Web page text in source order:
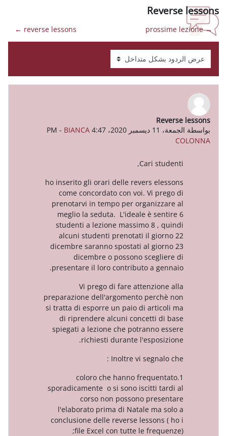
-BIANCA
ho inserito gli orari delle revers
come concordato con voi. Vi
prenotarvi in tempo per
meglio la seduta. L'ideale è
studenti a lezione massimo
alcuni studenti prenotati il
dicembre saranno spostati al
dicembre o possono
presentare il loro contributo a
Vi prego di fare
preparazione dell'argomento
si tratta di esporre un paio di
di riprendere alcuni
spiegati a lezione che
richiesti durante
Inoltre vi
1.coloro che hanno
sporadicamente o si sono
corso non possono
l'elaborato prima di Natale
conclusione delle reverse
file Excel con tutte le